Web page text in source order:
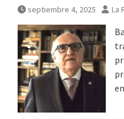
septiembre 4, 2025 La